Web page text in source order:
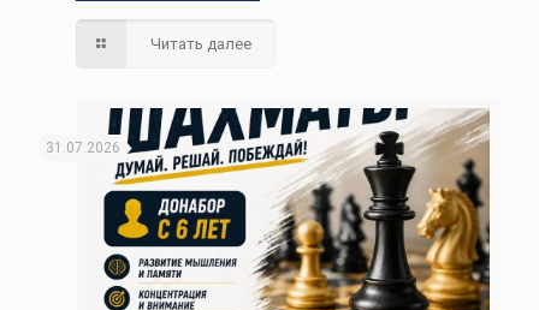
Читать далее
31.07.2026